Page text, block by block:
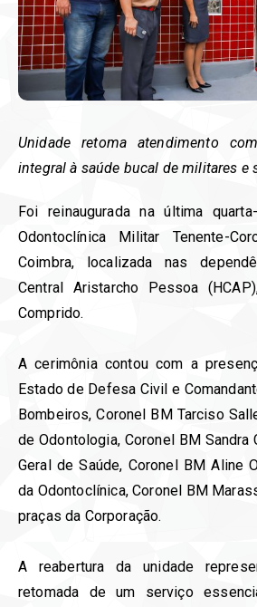
Unidade retoma atendimento
integral à saúde bucal de militares e
Foi reinaugurada na última
Odontoclínica Militar Tenente-
Coimbra, localizada nas
Central Aristarcho Pessoa
Comprido.
A cerimônia contou com a
Estado de Defesa Civil e
Bombeiros, Coronel BM Tarciso
de Odontologia, Coronel BM Sandra
Geral de Saúde, Coronel BM Aline
da Odontoclínica, Coronel BM
praças da Corporação.
A reabertura da unidade
retomada de um serviço